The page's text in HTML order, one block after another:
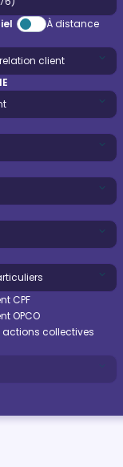
À distance
CPF
OPCO
actions collectives